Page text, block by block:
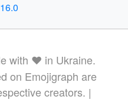
with ❤️ in Ukraine.
on Emojigraph are
creators. |